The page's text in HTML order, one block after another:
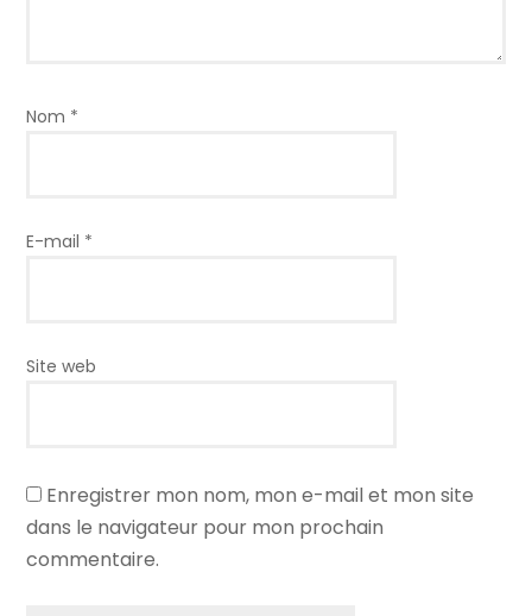
Nom *
E-mail *
Site web
Enregistrer mon nom, mon e-mail et mon site
dans le navigateur pour mon prochain
commentaire.